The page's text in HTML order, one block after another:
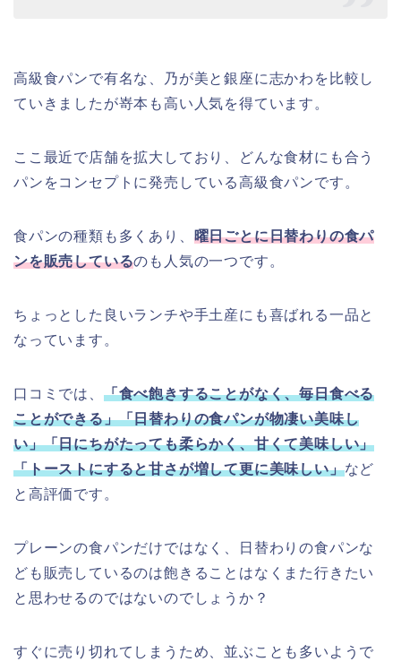
高級食パンで有名な、乃が美と銀座に志かわを比較し
ていきましたが嵜本も高い人気を得ています。
ここ最近で店舗を拡大しており、どんな食材にも合う
パンをコンセプトに発売している高級食パンです。
食パンの種類も多くあり、 曜日ごとに日替わりの食パ
ンを販売しているのも人気の一つです。
ちょっとした良いランチや手土産にも喜ばれる一品と
なっています。
口コミでは、 「食べ飽きすることがなく、毎日食べる
ことができる」「日替わりの食パンが物凄い美味し
い」「日にちがたっても柔らかく、甘くて美味しい」
「トーストにすると甘さが増して更に美味しい」など
と高評価です。
プレーンの食パンだけではなく、日替わりの食パンな
ども販売しているのは飽きることはなくまた行きたい
と思わせるのではないのでしょうか？
すぐに売り切れてしまうため、並ぶことも多いようで